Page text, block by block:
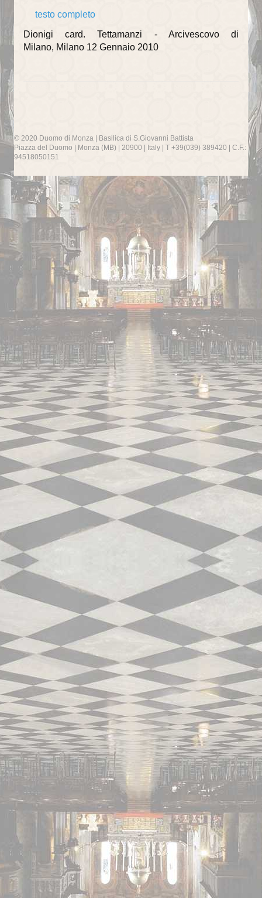
testo completo
Dionigi card. Tettamanzi - Arcivescovo di
Milano, Milano 12 Gennaio 2010
© 2020 Duomo di Monza | Basilica di S.Giovanni Battista
Piazza del Duomo | Monza (MB) | 20900 | Italy | T +39(039) 389420 | C.F.:
94518050151